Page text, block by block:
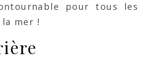
pour tous les
mer !